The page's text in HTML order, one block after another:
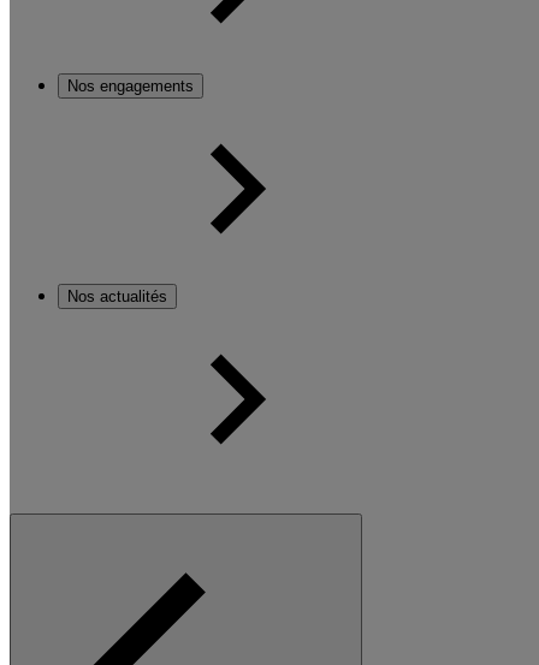
Nos engagements
Nos actualités